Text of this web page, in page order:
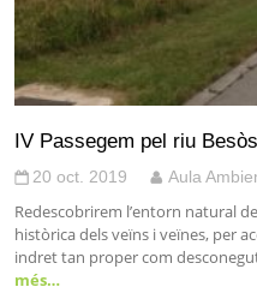
IV Passegem pel riu Besòs
20 oct. 2019 Aula
Redescobrirem l’entorn natural
històrica dels veïns i veïnes, per
indret tan proper com
més…